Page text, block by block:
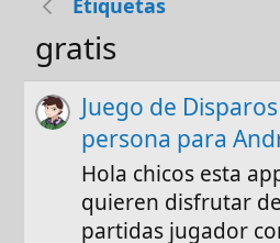
Etiquetas
gratis
Juego de
persona para
Hola chicos esta
quieren disfrutar
partidas jugador